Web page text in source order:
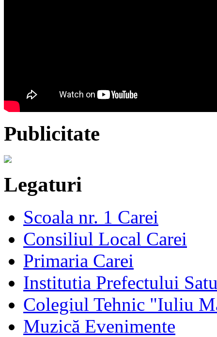
Publicitate
Legaturi
Scoala nr. 1 Carei
Consiliul Local Carei
Primaria Carei
Institutia Prefectului
Colegiul Tehnic "Iuliu
Muzică Evenimente